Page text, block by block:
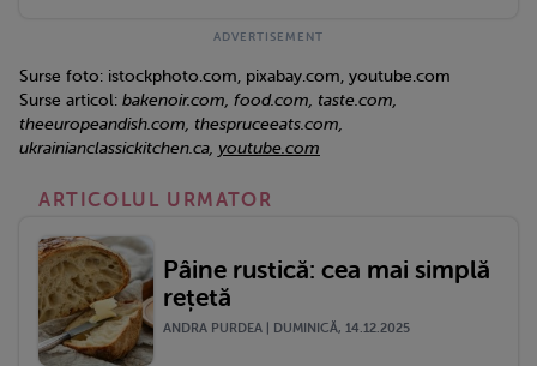
Surse foto: istockphoto.com, pixabay.com, youtube.com
Surse articol: bakenoir.com, food.com, taste.com,
theeuropeandish.com, thespruceeats.com,
ukrainianclassickitchen.ca, youtube.com
ARTICOLUL URMATOR
Pâine rustică: cea mai simplă
rețetă
ANDRA PURDEA | DUMINICĂ, 14.12.2025